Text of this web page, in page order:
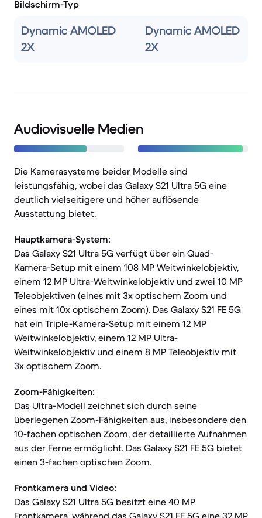
Bildschirm-Typ
Dynamic AMOLED
2X
Dynamic AMOLED
2X
Audiovisuelle Medien
Die Kamerasysteme beider Modelle sind
leistungsfähig, wobei das Galaxy S21 Ultra 5G eine
deutlich vielseitigere und höher auflösende
Ausstattung bietet.
Hauptkamera-System:
Das Galaxy S21 Ultra 5G verfügt über ein Quad-
Kamera-Setup mit einem 108 MP Weitwinkelobjektiv,
einem 12 MP Ultra-Weitwinkelobjektiv und zwei 10 MP
Teleobjektiven (eines mit 3x optischem Zoom und
eines mit 10x optischem Zoom). Das Galaxy S21 FE 5G
hat ein Triple-Kamera-Setup mit einem 12 MP
Weitwinkelobjektiv, einem 12 MP Ultra-
Weitwinkelobjektiv und einem 8 MP Teleobjektiv mit
3x optischem Zoom.
Zoom-Fähigkeiten:
Das Ultra-Modell zeichnet sich durch seine
überlegenen Zoom-Fähigkeiten aus, insbesondere den
10-fachen optischen Zoom, der detaillierte Aufnahmen
aus der Ferne ermöglicht. Das Galaxy S21 FE 5G bietet
einen 3-fachen optischen Zoom.
Frontkamera und Video:
Das Galaxy S21 Ultra 5G besitzt eine 40 MP
Frontkamera, während das Galaxy S21 FE 5G eine 32 MP